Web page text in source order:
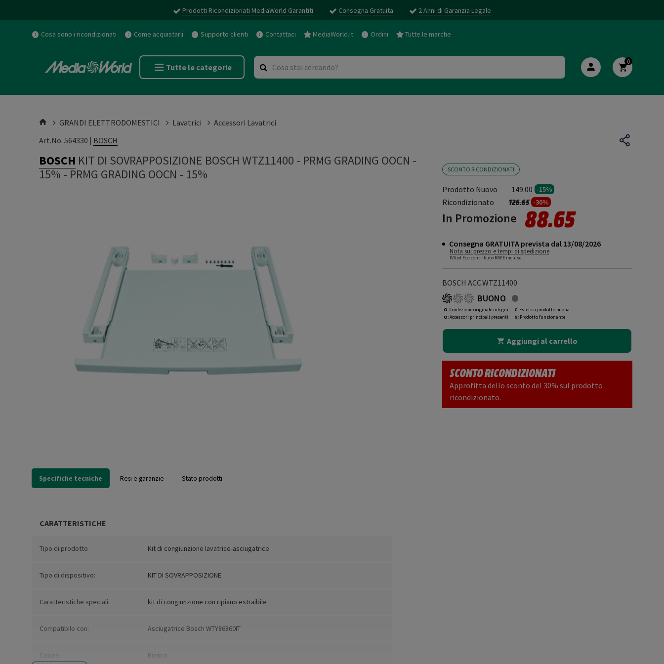
Prodotti Ricondizionati MediaWorld Garantiti Consegna Gratuita 2 Anni di Garanzia Legale
Cosa sono i ricondizionati Come acquistarli Supporto clienti Contattaci MediaWorld.it Ordini Tutte le marche
Tutte le categorie
0
GRANDI ELETTRODOMESTICI Lavatrici
Accessori Lavatrici
Art.No. 564330 | BOSCH
BOSCH KIT DI SOVRAPPOSIZIONE BOSCH WTZ11400 - PRMG GRADING OOCN -
15% - PRMG GRADING OOCN - 15% SCONTO RICONDIZIONATI
Prodotto Nuovo 149.00 -15%
Ricondizionato Prezzo ridotto da
126.65a-30%
In Promozione 88.65
Consegna GRATUITA prevista dal 13/08/2026
Nota sul prezzo e tempi di spedizione
IVA ed Eco-contributo RAEE incluse
BOSCH ACC.WTZ11400
BUONO
O: Confezione originale integra
O: Accessori principali presenti
C: Estetica prodotto buona
N: Prodotto funzionante
Aggiungi al carrello
SCONTO RICONDIZIONATI
Approfitta dello sconto del 30% sul prodotto
ricondizionato.
Specifiche tecniche Resi e garanzie Stato prodotti
CARATTERISTICHE
Tipo di prodotto Kit di congiunzione lavatrice-asciugatrice
Tipo di dispositivo: KIT DI SOVRAPPOSIZIONE
Caratteristiche speciali: kit di congiunzione con ripiano estraibile
Compatibile con: Asciugatrice Bosch WTY86860IT
Colore: Bianco